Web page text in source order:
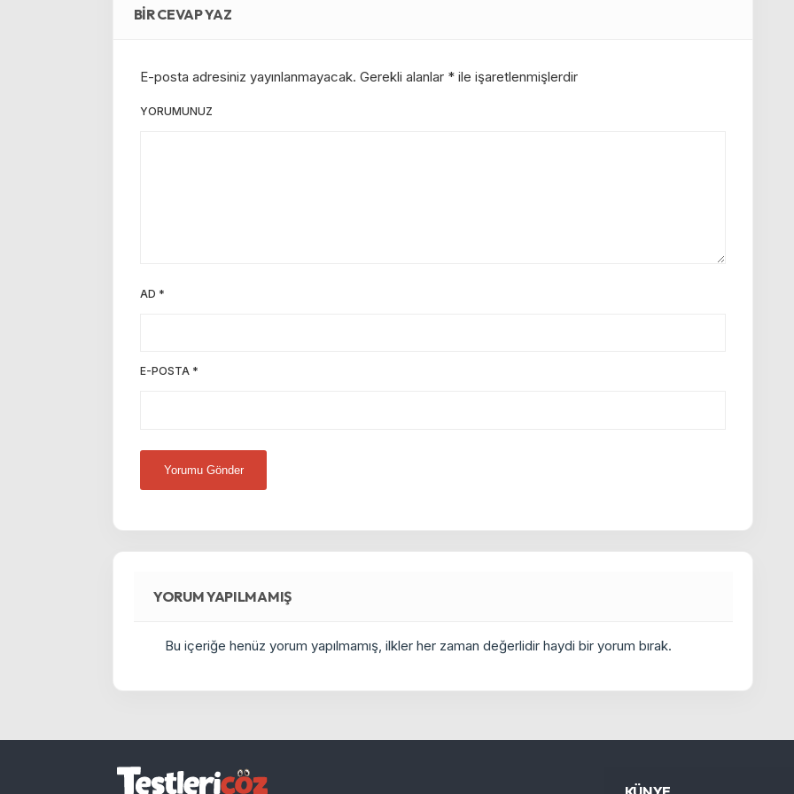
BIR CEVAP YAZ
E-posta adresiniz yayınlanmayacak. Gerekli alanlar * ile işaretlenmişlerdir
YORUMUNUZ
AD *
E-POSTA *
YORUM YAPILMAMIŞ
Bu içeriğe henüz yorum yapılmamış, ilkler her zaman değerlidir haydi bir yorum bırak.